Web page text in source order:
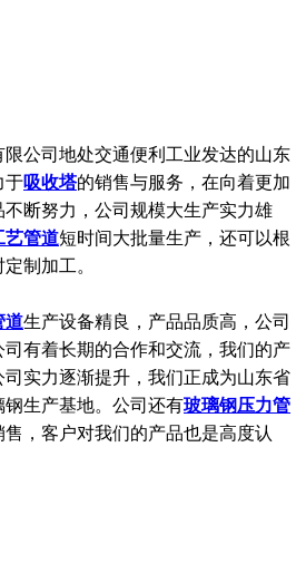
公司地处交通便利工业发达的山东
于吸收塔的销售与服务，在向着更加
不断努力，公司规模大生产实力雄
艺管道短时间大批量生产，还可以根
制加工。
道生产设备精良，产品品质高，公司
有着长期的合作和交流，我们的产
实力逐渐提升，我们正成为山东省
生产基地。公司还有玻璃钢压力管
，客户对我们的产品也是高度认